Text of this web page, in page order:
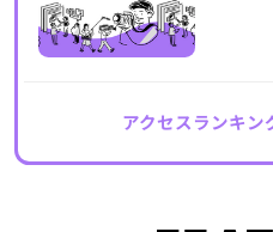
アクセスランキン